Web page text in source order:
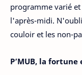
programme varié
l'après-midi.
couloir et les non-
P’MUB, la